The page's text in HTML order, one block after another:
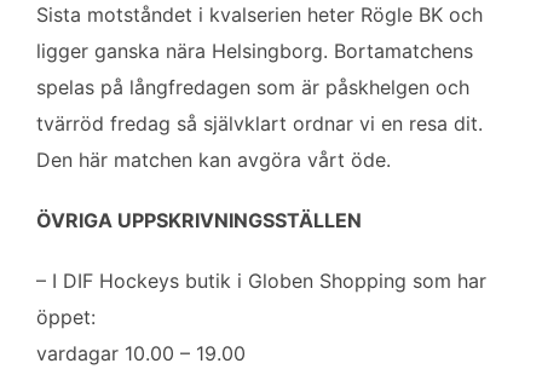
Sista motståndet i kvalserien heter Rögle BK och
ligger ganska nära Helsingborg. Bortamatchens
spelas på långfredagen som är påskhelgen och
tvärröd fredag så självklart ordnar vi en resa dit.
Den här matchen kan avgöra vårt öde.
ÖVRIGA UPPSKRIVNINGSSTÄLLEN
– I DIF Hockeys butik i Globen Shopping som har
öppet:
vardagar 10.00 – 19.00